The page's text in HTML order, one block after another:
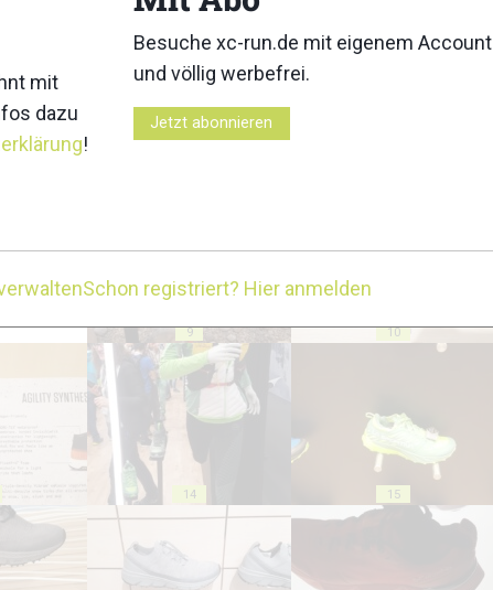
9 10
14 15
mit
dazu
!
Besuche xc-run.de mit eigenem Account
und völlig werbefrei.
Jetzt abonnieren
Schon registriert? Hier anmelden